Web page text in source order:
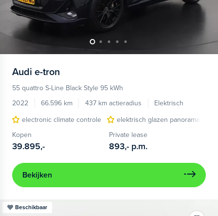
Audi e-tron
55 quattro S-Line Black Style 95 kWh
2022
66.596 km 437 km actieradius
Elektrisch
electronic climate controle
elektrisch glazen panorama-dak
Kopen
39.895,-
Private lease
893,- p.m.
Bekijken
Beschikbaar